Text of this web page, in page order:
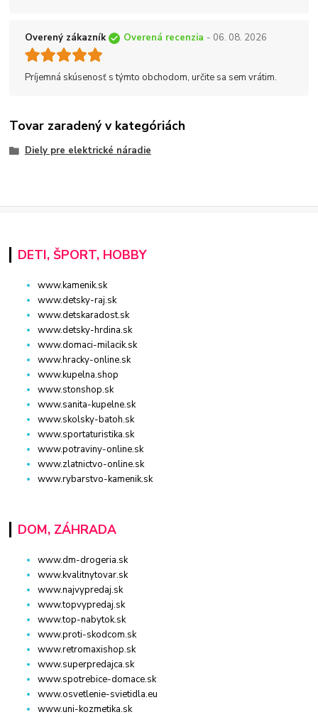
Overený zákazník Overená recenzia - 06. 08. 2026
Príjemná skúsenosť s týmto obchodom, určite sa sem vrátim.
Tovar zaradený v kategóriách
Diely pre elektrické náradie
DETI, ŠPORT, HOBBY
www.kamenik.sk
www.detsky-raj.sk
www.detskaradost.sk
www.detsky-hrdina.sk
www.domaci-milacik.sk
www.hracky-online.sk
www.kupelna.shop
www.stonshop.sk
www.sanita-kupelne.sk
www.skolsky-batoh.sk
www.sportaturistika.sk
www.potraviny-online.sk
www.zlatnictvo-online.sk
www.rybarstvo-kamenik.sk
DOM, ZÁHRADA
www.dm-drogeria.sk
www.kvalitnytovar.sk
www.najvypredaj.sk
www.topvypredaj.sk
www.top-nabytok.sk
www.proti-skodcom.sk
www.retromaxishop.sk
www.superpredajca.sk
www.spotrebice-domace.sk
www.osvetlenie-svietidla.eu
www.uni-kozmetika.sk